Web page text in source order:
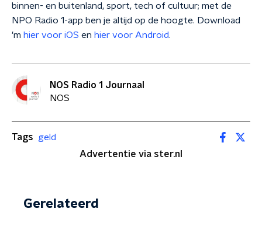
binnen- en buitenland, sport, tech of cultuur; met de
NPO Radio 1-app ben je altijd op de hoogte. Download
'm hier voor iOS en hier voor Android.
NOS Radio 1 Journaal
NOS
Tags
geld
Advertentie via ster.nl
Gerelateerd